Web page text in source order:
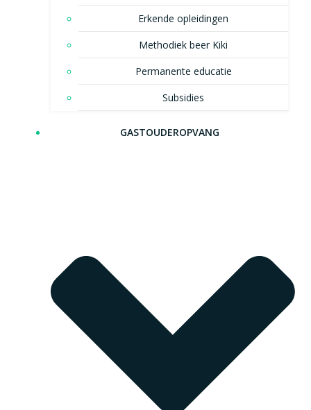
Erkende opleidingen
Methodiek beer Kiki
Permanente educatie
Subsidies
GASTOUDEROPVANG